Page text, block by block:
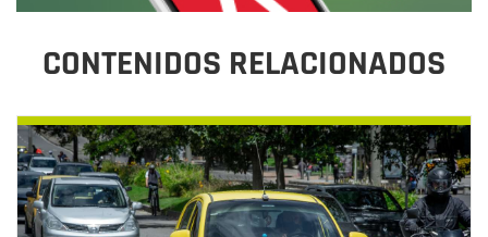
CONTENIDOS RELACIONADOS